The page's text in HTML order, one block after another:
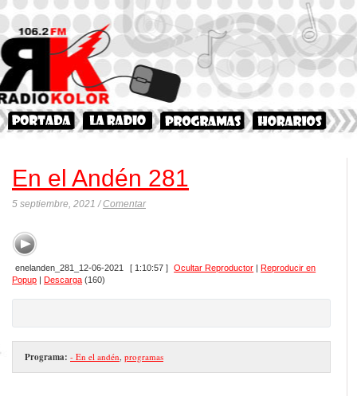
En el Andén 281
5 septiembre, 2021 /Comentar
enelanden_281_12-06-2021 [ 1:10:57 ] Ocultar Reproductor |Reproducir en
Popup | Descarga (160)
Programa: - En el andén programas